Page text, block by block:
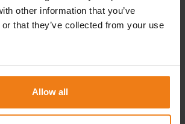
other information that you’ve
that they’ve collected from your use
Allow all
Service Desk